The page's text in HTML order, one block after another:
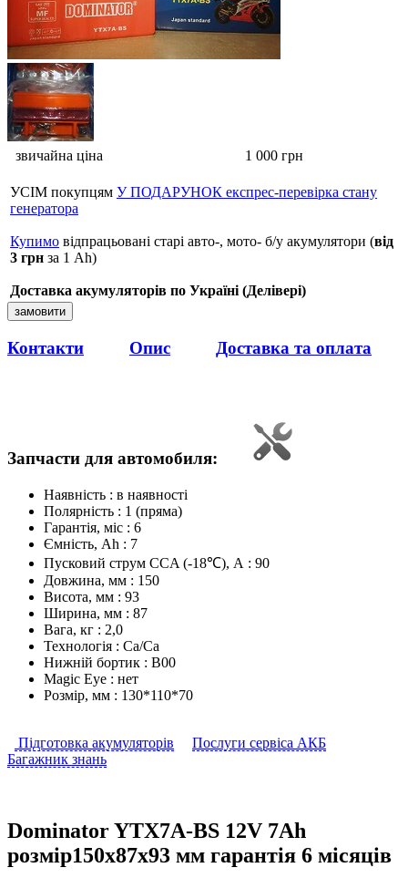
звичайна ціна 1 000 грн
УСІМ покупцям У ПОДАРУНОК експрес-перевірка стану
генератора
Купимо відпрацьовані старі авто-, мото- б/у акумулятори (від
3 грн за 1 Аh)
Доставка акумуляторів по Україні (Делівері)
Контакти Опис Доставка та оплата
Запчасти для автомобиля:
Наявність : в наявності
Полярність : 1 (пряма)
Гарантія, міс : 6
Ємність, Аh : 7
Пусковий струм CCA (-18℃), А : 90
Довжина, мм : 150
Висота, мм : 93
Ширина, мм : 87
Вага, кг : 2,0
Технологія : Ca/Са
Нижній бортик : В00
Magic Eye : нет
Розмір, мм : 130*110*70
Підготовка акумуляторів
Послуги сервіса АКБ
Багажник знань
Dominator YTX7А-BS 12V 7Ah
розмір150х87х93 мм гарантія 6 місяців